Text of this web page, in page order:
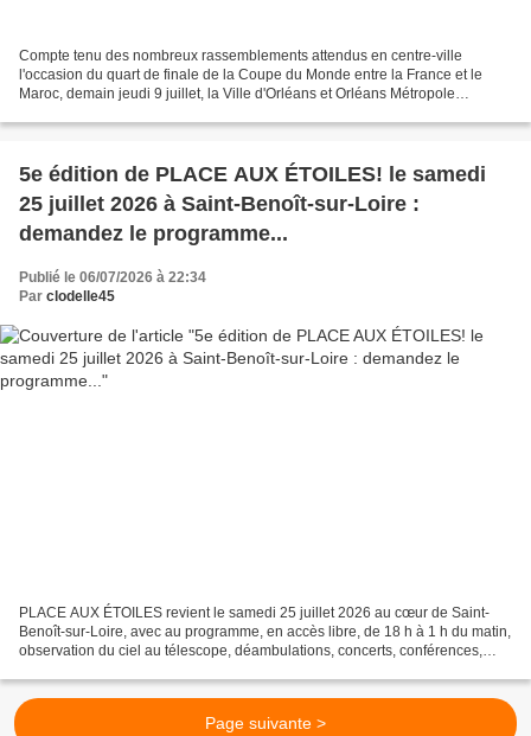
Compte tenu des nombreux rassemblements attendus en centre-ville
l'occasion du quart de finale de la Coupe du Monde entre la France et le
Maroc, demain jeudi 9 juillet, la Ville d'Orléans et Orléans Métropole
5e édition de PLACE AUX ÉTOILES! le samedi
25 juillet 2026 à Saint-Benoît-sur-Loire :
demandez le programme...
Publié le 06/07/2026 à 22:34
Par clodelle45
PLACE AUX ÉTOILES revient le samedi 25 juillet 2026 au cœur de Saint-
Benoît-sur-Loire, avec au programme, en accès libre, de 18 h à 1 h du matin,
observation du ciel au télescope, déambulations, concerts, conférences,
Page suivante >